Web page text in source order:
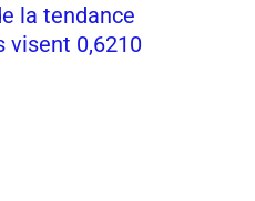
la tendance
visent 0,6210